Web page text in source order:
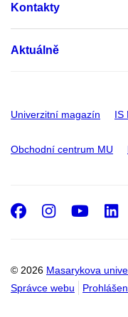
Kontakty
Aktuálně
Univerzitní magazín IS
Obchodní centrum MU
© 2026 Masarykova
Správce webu
Facebook